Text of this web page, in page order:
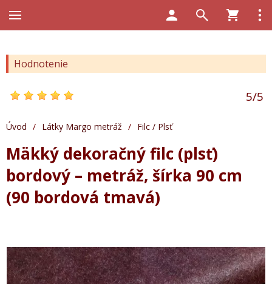
Hodnotenie
5/5
Úvod / Látky Margo metráž / Filc / Plsť
Mäkký dekoračný filc (plsť)
bordový – metráž, šírka 90 cm
(90 bordová tmavá)